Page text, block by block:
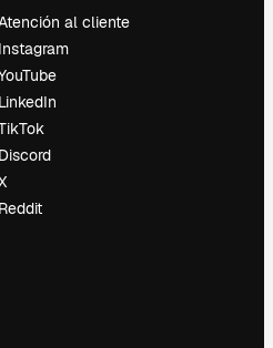
al cliente
Instagram
LinkedIn
Discord
Reddit